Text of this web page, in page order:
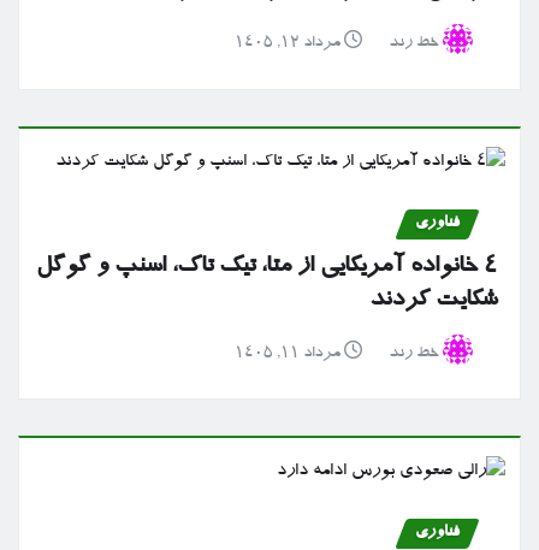
خط رند مرداد ۱۲, ۱۴۰۵
فناوری
۴ خانواده آمریکایی از متا، تیک تاک، اسنپ و گوگل
شکایت کردند
خط رند مرداد ۱۱, ۱۴۰۵
فناوری